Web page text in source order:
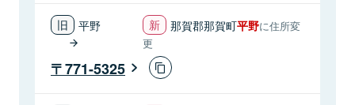
平野 那賀郡那賀町平野に住所変
更
771-5325